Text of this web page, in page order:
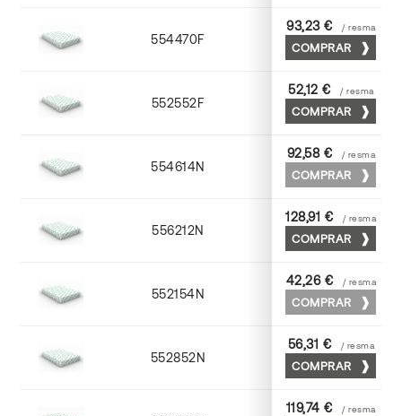
554470F 70 x 100
93,23 € / resma
COMPRAR
552552F 52 x 70
52,12 € / resma
COMPRAR
554614N 72 x 102
92,58 € / resma
COMPRAR
556212N 72 x 102
128,91 € / resma
COMPRAR
552154N 52 x 70
42,26 € / resma
COMPRAR
552852N 52 x 70
56,31 € / resma
COMPRAR
119,74 € / resma